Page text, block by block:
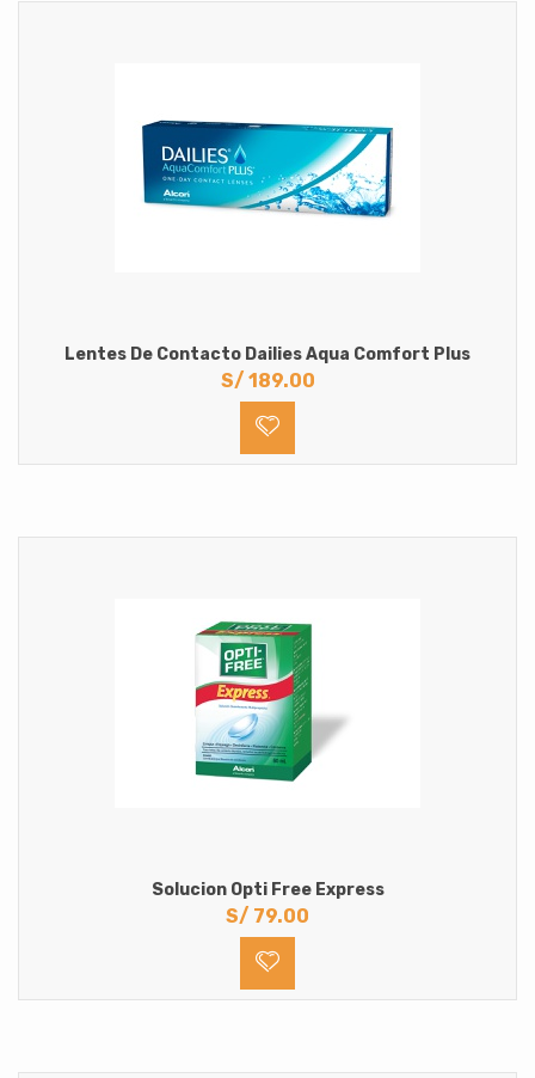
Lentes De Contacto Dailies Aqua Comfort Plus
S/ 189.00
Solucion Opti Free Express
S/ 79.00